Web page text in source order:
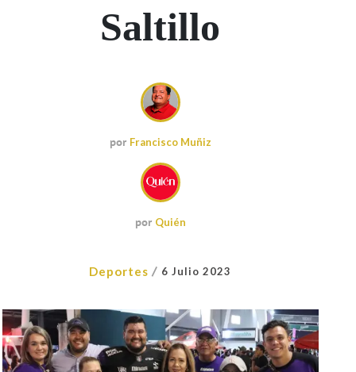
Saltillo
por Francisco Muñiz
por Quién
Deportes / 6 Julio 2023